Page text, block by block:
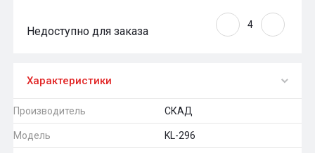
Недоступно для заказа
Характеристики
Производитель СКАД
Модель KL-296